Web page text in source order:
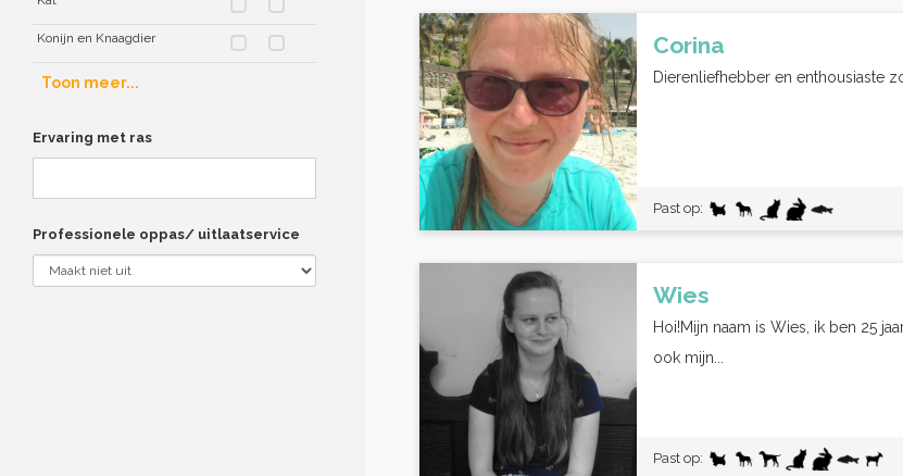
Konijn en Knaagdier
Toon meer...
Ervaring met ras
Professionele oppas/ uitlaatservice
Corina
Dierenliefhebber en enthousiaste
Past op:
Wies
Hoi!Mijn naam is Wies, ik ben 25
ook mijn...
Past op: